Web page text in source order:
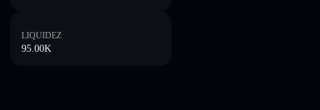
LIQUIDEZ
95.00K